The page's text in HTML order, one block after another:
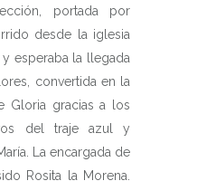
portada por
desde la iglesia
esperaba la llegada
convertida en la
Gloria gracias a los
del traje azul y
La encargada de
Rosita la Morena.